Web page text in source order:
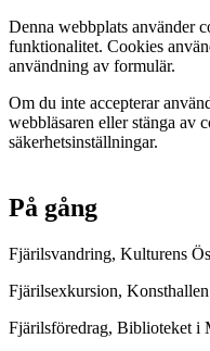
Denna webbplats använder
funktionalitet. Cookies
användning av formulär.
Om du inte accepterar
webbläsaren eller stänga av
säkerhetsinställningar.
På gång
Fjärilsvandring, Kulturens
Fjärilsexkursion,
Fjärilsföredrag, Biblioteket i